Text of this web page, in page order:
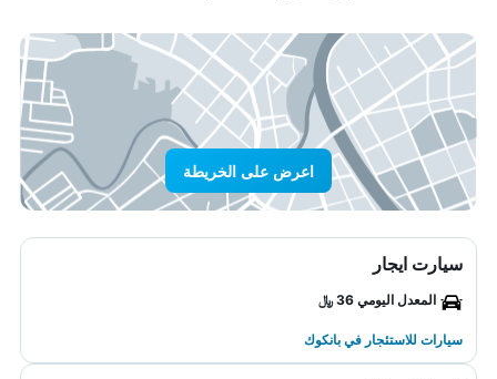
اعرض على الخريطة
سيارت ايجار
المعدل اليومي 36 ﷼
سيارات للاستئجار في بانكوك